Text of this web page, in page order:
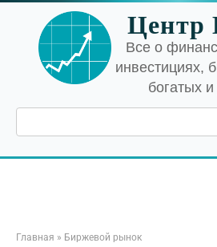
Перейти
контенту
Центр
Все о
инвестициях,
богатых
Поиск:
Главная » Биржевой рынок